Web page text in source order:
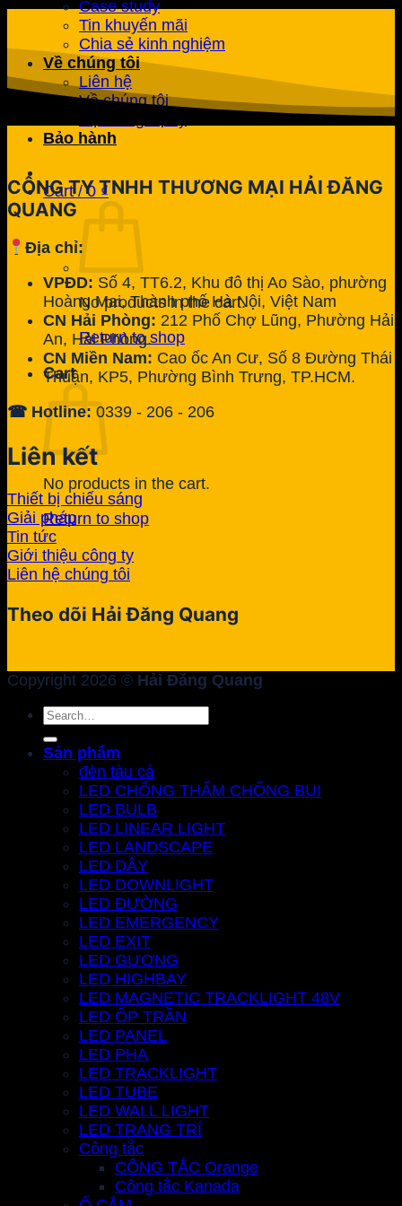
Case study
Tin khuyến mãi
Chia sẻ kinh nghiệm
Về chúng tôi
Liên hệ
Về chúng tôi
Bảo hành
Cart /0 ₫
No products in the cart.
Return to shop
Cart
No products in the cart.
Return to shop
CÔNG TY TNHH THƯƠNG MẠI HẢI ĐĂNG
QUANG
Địa chỉ:
VPĐD: Số 4, TT6.2, Khu đô thị Ao Sào, phường
Hoàng Mai, Thành phố Hà Nội, Việt Nam
CN Hải Phòng: 212 Phố Chợ Lũng, Phường Hải
An, Hải Phòng.
CN Miền Nam: Cao ốc An Cư, Số 8 Đường Thái
Thuận, KP5, Phường Bình Trưng, TP.HCM.
☎ Hotline:0339 - 206 - 206
Liên kết
Thiết bị chiếu sáng
Giải pháp
Tin tức
Giới thiệu công ty
Liên hệ chúng tôi
Theo dõi Hải Đăng Quang
Copyright 2026 © Hải Đăng Quang
Search
for:
Sản phẩm
đèn tàu cá
LED CHỐNG THẤM CHỐNG BỤI
LED BULB
LED LINEAR LIGHT
LED LANDSCAPE
LED DÂY
LED DOWNLIGHT
LED ĐƯỜNG
LED EMERGENCY
LED EXIT
LED GƯƠNG
LED HIGHBAY
LED MAGNETIC TRACKLIGHT 48V
LED ỐP TRẦN
LED PANEL
LED PHA
LED TRACKLIGHT
LED TUBE
LED WALL LIGHT
LED TRANG TRÍ
Công tắc
CÔNG TẮC Orange
Công tắc Kanada